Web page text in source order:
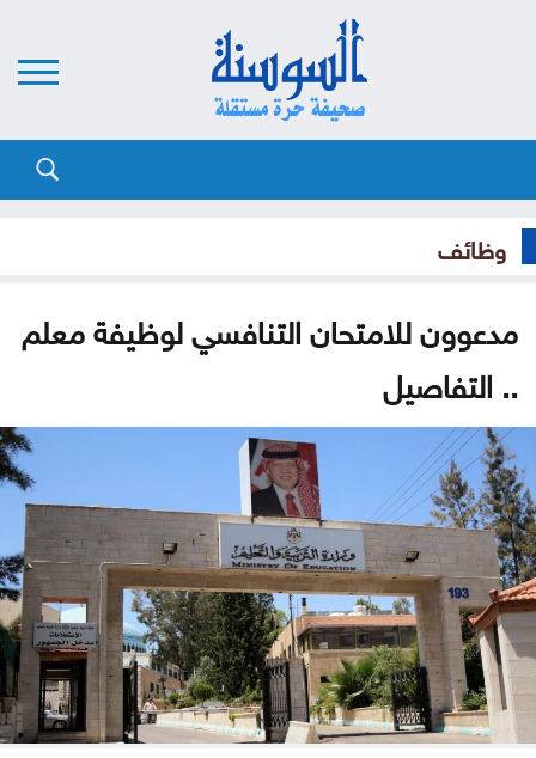
وظائف
مدعوون للامتحان التنافسي لوظيفة معلم
.. التفاصيل